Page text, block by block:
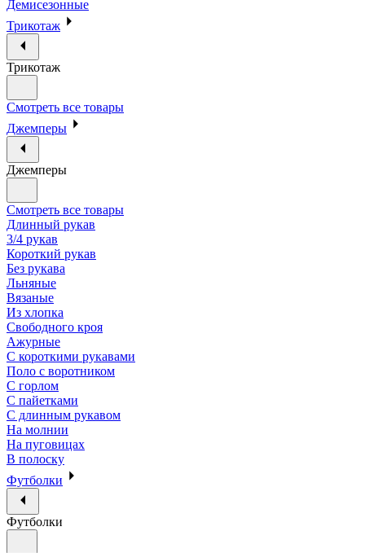
Демисезонные
Трикотаж
Трикотаж
Смотреть все товары
Джемперы
Джемперы
Смотреть все товары
Длинный рукав
3/4 рукав
Короткий рукав
Без рукава
Льняные
Вязаные
Из хлопка
Свободного кроя
Ажурные
С короткими рукавами
Поло с воротником
С горлом
С пайетками
С длинным рукавом
На молнии
На пуговицах
В полоску
Футболки
Футболки